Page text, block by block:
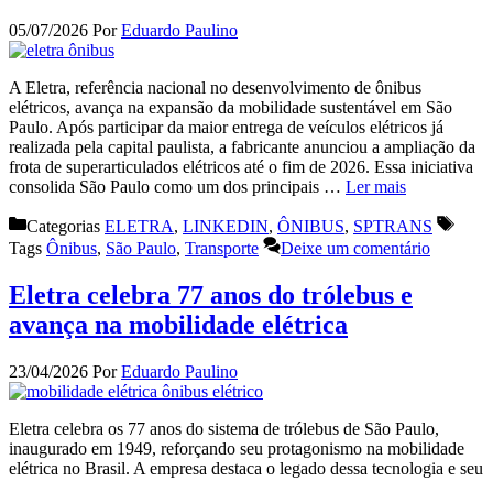
05/07/2026 PorEduardo Paulino
A Eletra, referência nacional no desenvolvimento de ônibus
elétricos, avança na expansão da mobilidade sustentável em São
Paulo. Após participar da maior entrega de veículos elétricos já
realizada pela capital paulista, a fabricante anunciou a ampliação da
frota de superarticulados elétricos até o fim de 2026. Essa iniciativa
consolida São Paulo como um dos principais … Ler mais
Categorias ELETRA, LINKEDIN, ÔNIBUS, SPTRANS
Tags Ônibus, São Paulo, Transporte Deixe um comentário
Eletra celebra 77 anos do trólebus e
avança na mobilidade elétrica
23/04/2026 PorEduardo Paulino
Eletra celebra os 77 anos do sistema de trólebus de São Paulo,
inaugurado em 1949, reforçando seu protagonismo na mobilidade
elétrica no Brasil. A empresa destaca o legado dessa tecnologia e seu